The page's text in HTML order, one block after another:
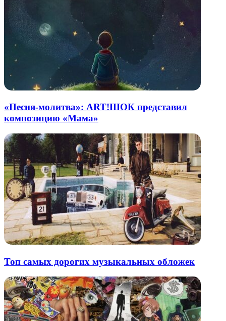
«Песня-молитва»: ART!ШОК представил
композицию «Мама»
Топ самых дорогих музыкальных обложек